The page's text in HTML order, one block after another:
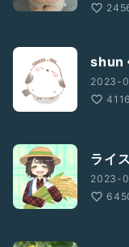
shun
2023-
4116
ライ
2023-